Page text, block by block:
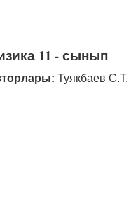
11 - сынып
Туякбаев С.Т.